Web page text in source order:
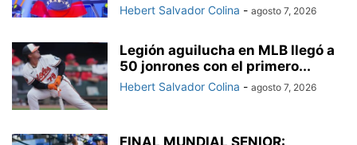
Hebert Salvador Colina - agosto 7, 2026
Legión aguilucha en MLB llegó a
50 jonrones con el primero...
Hebert Salvador Colina - agosto 7, 2026